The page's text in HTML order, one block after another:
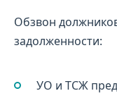
Обзвон
задолженности:
УО и ТСЖ